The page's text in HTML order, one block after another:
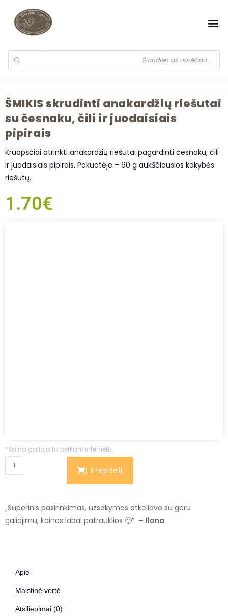
ŠMIKIS skrudinti anakardžių riešutai
su česnaku, čili ir juodaisiais
pipirais
Kruopščiai atrinkti anakardžių riešutai pagardinti česnaku, čili
ir juodaisiais pipirais. Pakuotėje – 90 g aukščiausios kokybės
riešutų.
1.70€
*Kaina galioja tik perkant internetu
Į krepšelį
„Superinis pasirinkimas, uzsakymas atkeliavo su geru
galiojimu, kainos labai patrauklios 🙂” – Ilona
Apie
Maistinė vertė
Atsiliepimai (0)